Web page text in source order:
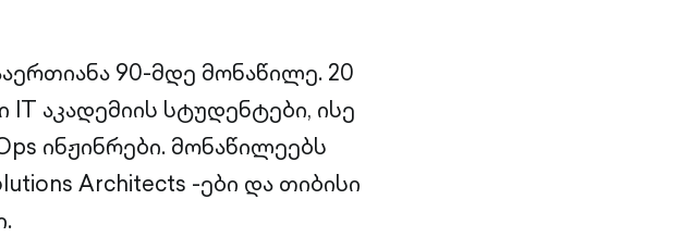
90-მდე მონაწილე. 20
აკადემიის სტუდენტები, ისე
ინჟინრები. მონაწილეებს
Architects -ები და თიბისი